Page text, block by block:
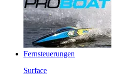
Fernsteuerungen
Surface